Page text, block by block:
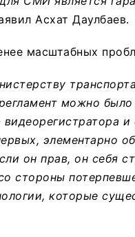
Асхат Даулбаев.
масштабных
можно
элементарно
он прав, он себя
стороны
которые